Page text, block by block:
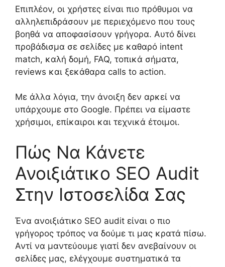
Επιπλέον, οι χρήστες είναι πιο πρόθυμοι να
αλληλεπιδράσουν με περιεχόμενο που τους
βοηθά να αποφασίσουν γρήγορα. Αυτό δίνει
προβάδισμα σε σελίδες με καθαρό intent
match, καλή δομή, FAQ, τοπικά σήματα,
reviews και ξεκάθαρα calls to action.
Με άλλα λόγια, την άνοιξη δεν αρκεί να
υπάρχουμε στο Google. Πρέπει να είμαστε
χρήσιμοι, επίκαιροι και τεχνικά έτοιμοι.
Πώς Να Κάνετε
Ανοιξιάτικο SEO Audit
Στην Ιστοσελίδα Σας
Ένα ανοιξιάτικο SEO audit είναι ο πιο
γρήγορος τρόπος να δούμε τι μας κρατά πίσω.
Αντί να μαντεύουμε γιατί δεν ανεβαίνουν οι
σελίδες μας, ελέγχουμε συστηματικά τα